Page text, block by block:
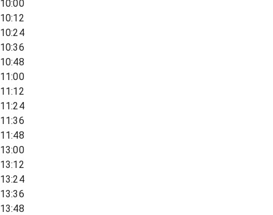
10:00
10:12
10:24
10:36
10:48
11:00
11:12
11:24
11:36
11:48
13:00
13:12
13:24
13:36
13:48